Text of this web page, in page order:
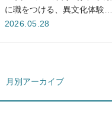
に職をつける、異文化体験…
2026.05.28
月別アーカイブ